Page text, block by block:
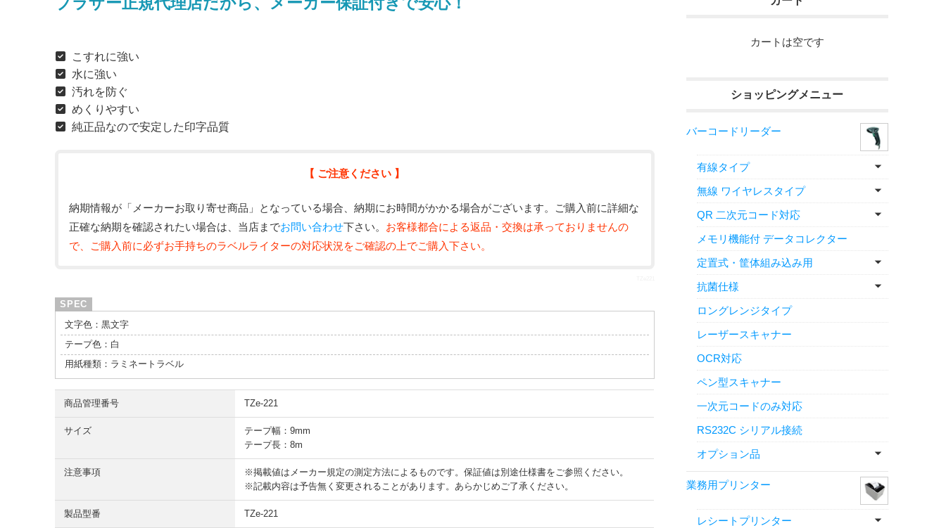
こすれに強い
水に強い
汚れを防ぐ
めくりやすい
純正品なので安定した印字品質
【 ご注意ください 】
納期情報が「メーカーお取り寄せ商品」となっている場合、納期にお時間がかかる場合がございます。ご購入前に詳細な
正確な納期を確認されたい場合は、当店までお問い合わせ下さい。 お客様都合による返品・交換は承っておりませんの
で、ご購入前に必ずお手持ちのラベルライターの対応状況をご確認の上でご購入下さい。
文字色：黒文字
テープ色：白
用紙種類：ラミネートラベル
商品管理番号 TZe-221
サイズ
テープ幅：9mm
テープ長：8m
注意事項
※掲載値はメーカー規定の測定方法によるものです。保証値は別途仕様書をご参照ください。
※記載内容は予告無く変更されることがあります。あらかじめご了承ください。
製品型番 TZe-221
カートは空です
ショッピングメニュー
バーコードリーダー
有線タイプ
無線 ワイヤレスタイプ
QR 二次元コード対応
メモリ機能付 データコレクター
定置式・筐体組み込み用
抗菌仕様
ロングレンジタイプ
レーザースキャナー
OCR対応
ペン型スキャナー
一次元コードのみ対応
RS232C シリアル接続
オプション品
業務用プリンター
レシートプリンター